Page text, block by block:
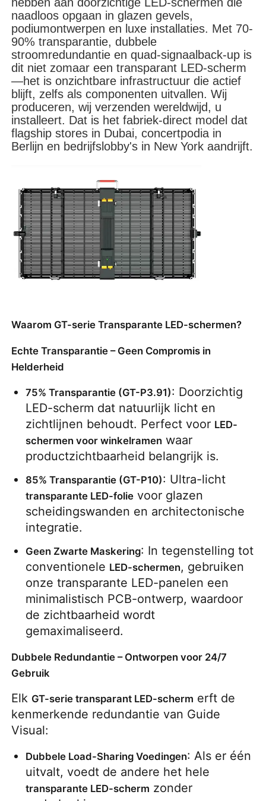
VR -show
Over Ons
Fabriekstour
Kwaliteitscontrole
Neem contact met ons op
Nieuws
Gevallen
Overleg het LEIDENE Scherm
Verhuur van LED-schermen
COB LED VIDEO WALL
Transparant LED -display
SMD LED Scherm
Buiten LED-displaybord
Buiten geleid reclamebord
naadloos opgaan in glazen gevels,
podiumontwerpen en luxe installaties. Met 70-
90% transparantie, dubbele
stroomredundantie en quad-signaalback-up is
dit niet zomaar een transparant LED-scherm
—het is onzichtbare infrastructuur die actief
blijft, zelfs als componenten uitvallen. Wij
produceren, wij verzenden wereldwijd, u
installeert. Dat is het fabriek-direct model dat
flagship stores in Dubai, concertpodia in
Berlijn en bedrijfslobby's in New York aandrijft.
Waarom GT-serie Transparante LED-schermen?
Echte Transparantie – Geen Compromis in
Helderheid
75% Transparantie (GT-P3.91): Doorzichtig
LED-scherm dat natuurlijk licht en
zichtlijnen behoudt. Perfect voor LED-
schermen voor winkelramen waar
productzichtbaarheid belangrijk is.
85% Transparantie (GT-P10)
transparante LED-folie voor glazen
scheidingswanden en architectonische
integratie.
Geen Zwarte Maskering: In tegenstelling tot
conventionele LED-schermen, gebruiken
onze transparante LED-panelen een
minimalistisch PCB-ontwerp, waardoor
de zichtbaarheid wordt
gemaximaliseerd.
Dubbele Redundantie – Ontworpen voor 24/7
Gebruik
Elk GT-serie transparant LED-scherm erft de
kenmerkende redundantie van Guide
Visual:
Dubbele Load-Sharing Voedingen: Als er één
transparante LED-scherm zonder